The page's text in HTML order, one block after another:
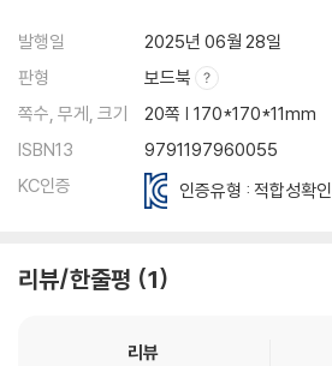
발행일
2025년 06월 28일
판형
보드북
쪽수, 무게, 크기
20쪽 | 170*170*11mm
ISBN13
9791197960055
KC인증
인증유형 : 적합성확인
리뷰/한줄평 1
리뷰